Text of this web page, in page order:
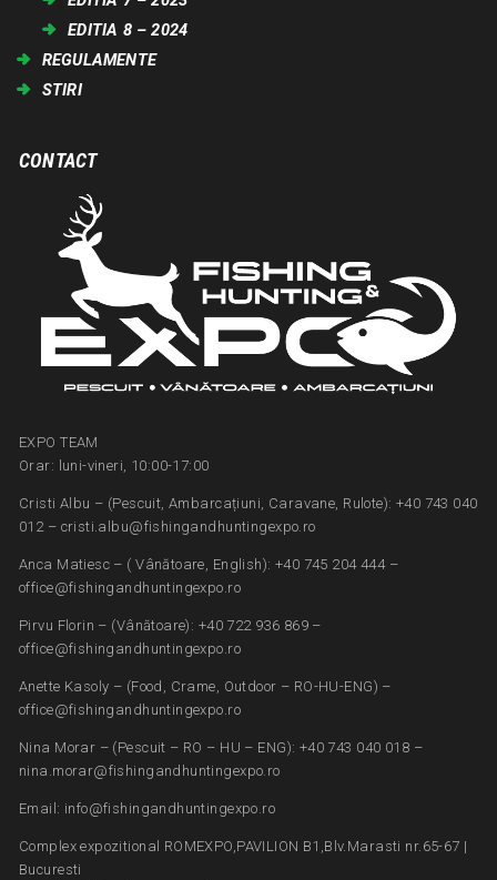
EDITIA 8 – 2024
REGULAMENTE
STIRI
CONTACT
EXPO TEAM
Orar: luni-vineri, 10:00-17:00
Cristi Albu – (Pescuit, Ambarcațiuni, Caravane, Rulote): +40 743 040
012 – cristi.albu@fishingandhuntingexpo.ro
Anca Matiesc – ( Vânătoare, English): +40 745 204 444 –
office@fishingandhuntingexpo.ro
Pirvu Florin – (Vânătoare): +40 722 936 869 –
office@fishingandhuntingexpo.ro
Anette Kasoly – (Food, Crame, Outdoor – RO-HU-ENG) –
office@fishingandhuntingexpo.ro
Nina Morar – (Pescuit – RO – HU – ENG): +40 743 040 018 –
nina.morar@fishingandhuntingexpo.ro
Email: info@fishingandhuntingexpo.ro
Complex expozitional ROMEXPO,PAVILION B1,Blv.Marasti nr.65-67 |
Bucuresti